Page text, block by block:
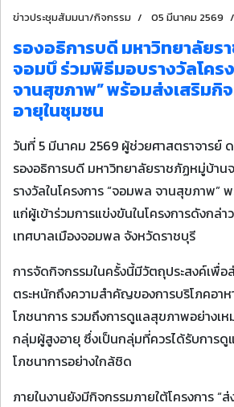
ข่าวประชุมสัมมนา/กิจกรรม 05 มีนาคม 2569
รองอธิการบดี มหาวิทยาลัยร
จอมบึ ร่วมพิธีมอบรางวัลโคร
จานสุขภาพ” พร้อมส่งเสริม
อายุในชุมชน
วันที่ 5 มีนาคม 2569 ผู้ช่วยศาสตราจารย์
รองอธิการบดี มหาวิทยาลัยราชภัฏหมู่บ้าน
รางวัลในโครงการ “จอมพล จานสุขภาพ”
แก่ผู้เข้าร่วมการแข่งขันในโครงการดังกล่
เทศบาลเมืองจอมพล จังหวัดราชบุรี
การจัดกิจกรรมในครั้งนี้มีวัตถุประสงค์เพื่อ
ตระหนักถึงความสำคัญของการบริโภคอา
โภชนาการ รวมถึงการดูแลสุขภาพอย่างเห
กลุ่มผู้สูงอายุ ซึ่งเป็นกลุ่มที่ควรได้รับการ
โภชนาการอย่างใกล้ชิด
ภายในงานยังมีกิจกรรมภายใต้โครงการ “ส่